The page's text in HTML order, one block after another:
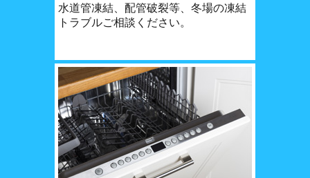
水道管凍結、配管破裂等、冬場の凍結
トラブルご相談ください。